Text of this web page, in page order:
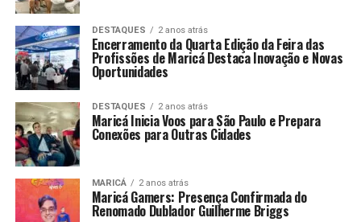
DESTAQUES 2 anos atrás
Encerramento da Quarta Edição da Feira das
Profissões de Maricá Destaca Inovação e Novas
Oportunidades
DESTAQUES 2 anos atrás
Maricá Inicia Voos para São Paulo e Prepara
Conexões para Outras Cidades
MARICÁ 2 anos atrás
Maricá Gamers: Presença Confirmada do
Renomado Dublador Guilherme Briggs